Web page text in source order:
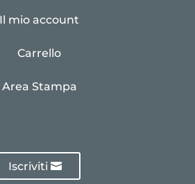
Il mio account
Carrello
Area Stampa
Iscriviti